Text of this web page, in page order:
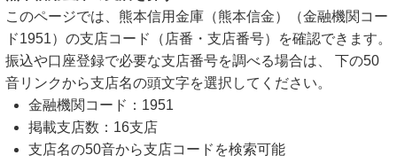
このページでは、熊本信用金庫（熊本信金）（金融機関コー
ド1951）の支店コード（店番・支店番号）を確認できます。
振込や口座登録で必要な支店番号を調べる場合は、 下の50
音リンクから支店名の頭文字を選択してください。
金融機関コード：1951
掲載支店数：16支店
支店名の50音から支店コードを検索可能